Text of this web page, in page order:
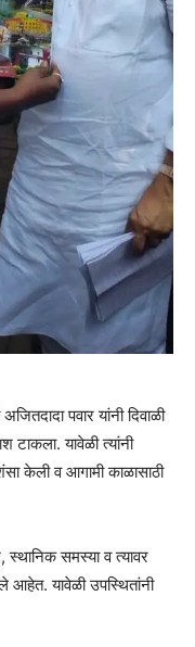
पवार यांनी दिवाळी
टाकला. यावेळी त्यांनी
केली व आगामी काळासाठी
स्थानिक समस्या व त्यावर
आहेत. यावेळी उपस्थितांनी